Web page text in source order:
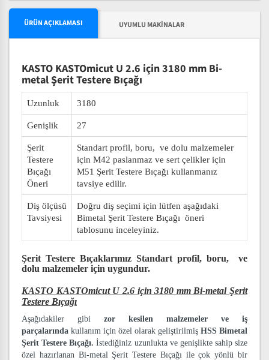
ÜRÜN AÇIKLAMASI UYUMLU MAKINALAR
KASTO KASTOmicut U 2.6 için 3180 mm Bi-
metal Şerit Testere Bıçağı
Uzunluk 3180
Genişlik 27
Şerit
Testere
Bıçağı
Öneri
Standart profil, boru, ve dolu malzemeler
için M42 paslanmaz ve sert çelikler için
M51 Şerit Testere Bıçağı kullanmanız
tavsiye edilir.
Diş ölçüsü
Tavsiyesi
Doğru diş seçimi için lütfen aşağıdaki
Bimetal Şerit Testere Bıçağı öneri
tablosunu inceleyiniz.
Şerit Testere Bıçaklarımız Standart profil, boru, ve
dolu malzemeler için uygundur.
KASTO KASTOmicut U 2.6 için 3180 mm Bi-metal Şerit
Testere Bıçağı
Aşağıdakiler gibi zor kesilen malzemeler ve iş
parçalarında kullanım için özel olarak geliştirilmiş HSS Bimetal
Şerit Testere Bıçağı.İstediğiniz uzunlukta ve genişlikte sahip size
özel hazırlanan Bi-metal Şerit Testere Bıçağı ile çok yönlü bir